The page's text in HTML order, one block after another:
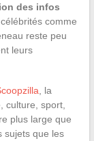
des infos
comme
reste peu
leurs
, la
culture, sport,
plus large que
sujets que les